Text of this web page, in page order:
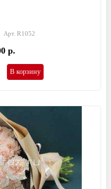
Арт. R1052
р.
В корзину